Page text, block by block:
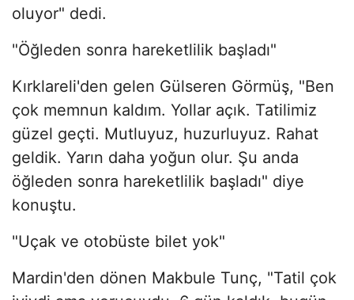
oluyor" dedi.
"Öğleden sonra hareketlilik başladı"
Kırklareli'den gelen Gülseren Görmüş, "Ben
çok memnun kaldım. Yollar açık. Tatilimiz
güzel geçti. Mutluyuz, huzurluyuz. Rahat
geldik. Yarın daha yoğun olur. Şu anda
öğleden sonra hareketlilik başladı" diye
konuştu.
"Uçak ve otobüste bilet yok"
Mardin'den dönen Makbule Tunç, "Tatil çok